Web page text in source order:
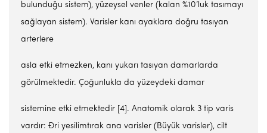
bulunduğu sistem), yüzeysel venler (kalan %10’luk tasımayı
sağlayan sistem). Varisler kanı ayaklara doğru tasıyan
arterlere
asla etki etmezken, kanı yukarı tasıyan damarlarda
görülmektedir. Çoğunlukla da yüzeydeki damar
sistemine etki etmektedir [4]. Anatomik olarak 3 tip varis
vardır: Đri yesilimtırak ana varisler (Büyük varisler), cilt